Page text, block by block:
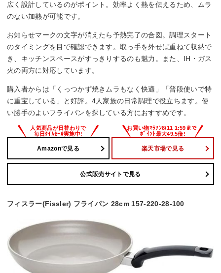
広く設計しているのがポイント。効率よく熱を伝えるため、ムラ
のない加熱が可能です。
お知らせマークの文字が消えたら予熱完了の合図。調理スタート
のタイミングを目で確認できます。取っ手を外せば重ねて収納で
き、キッチンスペースがすっきりするのも魅力。また、IH・ガス
火の両方に対応しています。
購入者からは「くっつかず焼きムラもなく快適」「普段使いで特
に重宝している」と好評。4人家族の日常調理で役立ちます。使
い勝手のよいフライパンを探している方におすすめです。
Amazonで見る 楽天市場で見る
公式販売サイトで見る
フィスラー(Fissler) フライパン 28cm 157-220-28-100